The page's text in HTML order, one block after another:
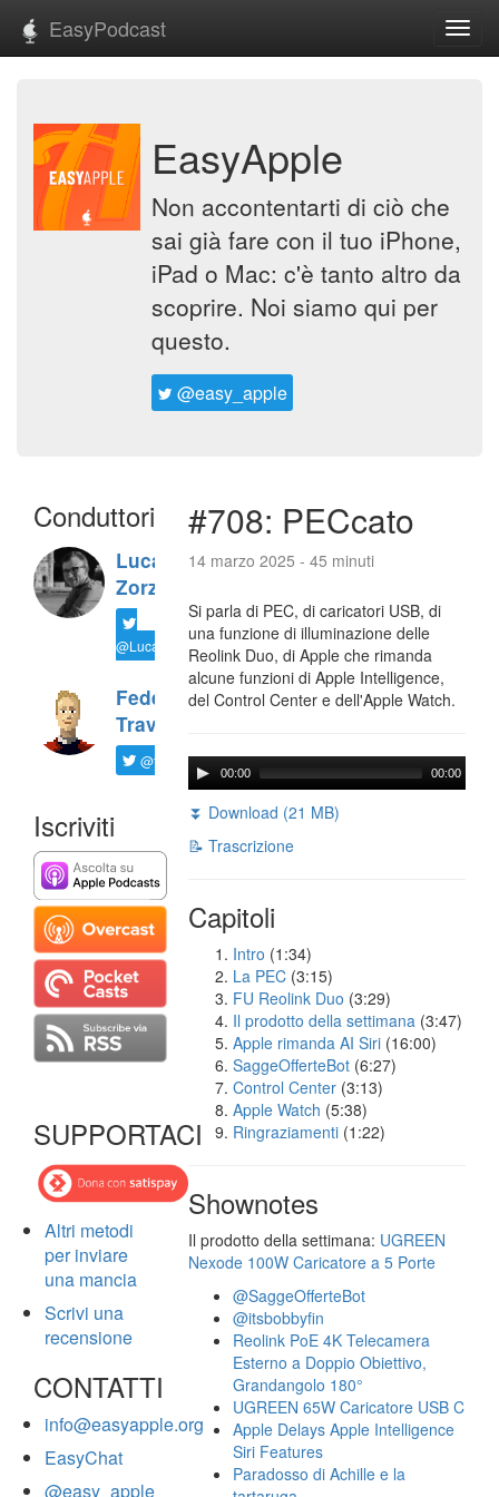
EasyPodcast
EasyApple
Non accontentarti di ciò che
sai già fare con il tuo iPhone,
iPad o Mac: c'è tanto altro da
scoprire. Noi siamo qui per
questo.
@easy_apple
Conduttori
Luca
Zorzi
@LucaTNT
Federico
Travaini
@ftrava
Iscriviti
SUPPORTACI
Altri metodi
per inviare
una mancia
Scrivi una
recensione
CONTATTI
info@easyapple.org
EasyChat
@easy_apple
#708: PECcato
14 marzo 2025 - 45 minuti
Si parla di PEC, di caricatori USB, di
una funzione di illuminazione delle
Reolink Duo, di Apple che rimanda
alcune funzioni di Apple Intelligence,
del Control Center e dell'Apple Watch.
00:00 00:00
⏬ Download (21 MB)
📝 Trascrizione
Capitoli
Intro (1:34)
La PEC (3:15)
FU Reolink Duo (3:29)
Il prodotto della settimana (3:47)
Apple rimanda AI Siri (16:00)
SaggeOfferteBot (6:27)
Control Center (3:13)
Apple Watch (5:38)
Ringraziamenti (1:22)
Shownotes
Il prodotto della settimana: UGREEN
Nexode 100W Caricatore a 5 Porte
@SaggeOfferteBot
@itsbobbyfin
Reolink PoE 4K Telecamera
Esterno a Doppio Obiettivo,
Grandangolo 180°
UGREEN 65W Caricatore USB C
Apple Delays Apple Intelligence
Siri Features
Paradosso di Achille e la